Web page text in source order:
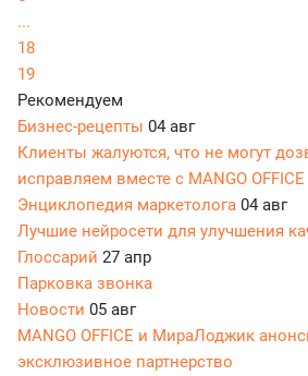
...
18
19
Рекомендуем
Бизнес-рецепты 04 авг
Клиенты жалуются, что не могут
исправляем вместе с MANGO OFFICE
Энциклопедия маркетолога 04 авг
Лучшие нейросети для улучшения
Глоссарий 27 апр
Парковка звонка
Новости 05 авг
MANGO OFFICE и МираЛоджик
эксклюзивное партнерство